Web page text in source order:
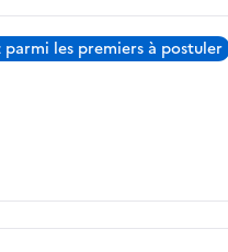
parmi les premiers à postuler